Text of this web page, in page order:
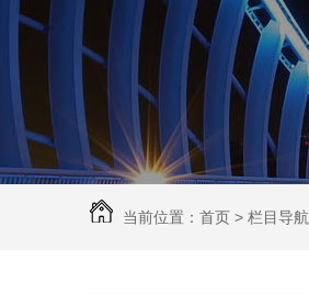
当前位置： 首页 > 栏目导航